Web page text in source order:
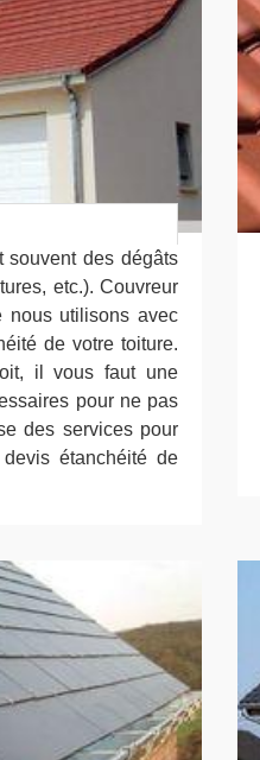
souvent des dégâts
etc.). Couvreur
nous utilisons avec
de votre toiture.
il vous faut une
pour ne pas
des services pour
étanchéité de